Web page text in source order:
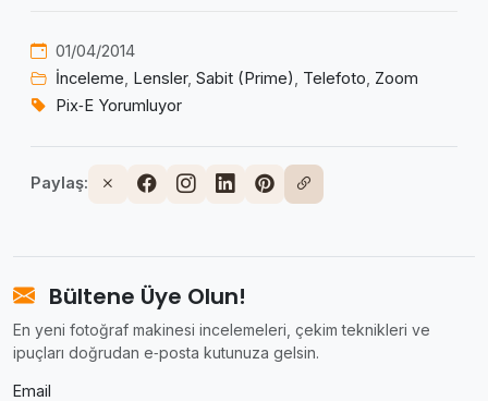
01/04/2014
İnceleme, Lensler, Sabit (Prime), Telefoto, Zoom
Pix‑E Yorumluyor
Paylaş:
Bültene Üye Olun!
En yeni fotoğraf makinesi incelemeleri, çekim teknikleri ve
ipuçları doğrudan e‑posta kutunuza gelsin.
Email